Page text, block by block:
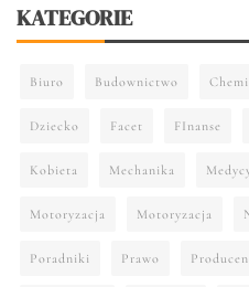
KATEGORIE
Biuro Budownictwo
Dziecko Facet FInanse
Kobieta Mechanika
Motoryzacja Motoryzacja
Poradniki Prawo